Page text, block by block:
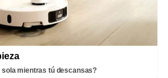
mientras tú descansas?